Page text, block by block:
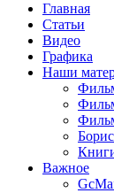
Главная
Статьи
Видео
Графика
Наши
Важное